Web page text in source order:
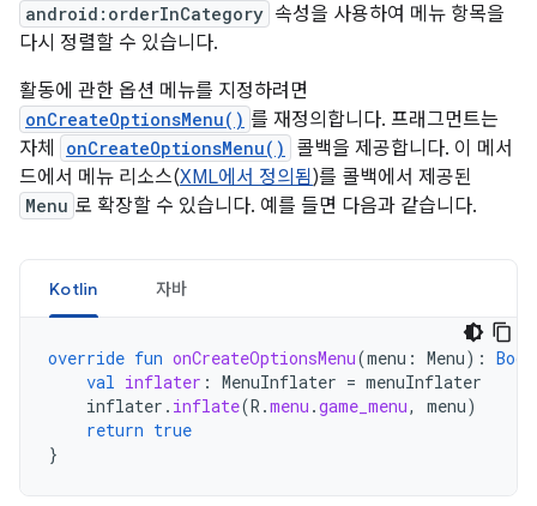
android:orderInCategory 속성을 사용하여 메뉴 항목을
다시 정렬할 수 있습니다.
활동에 관한 옵션 메뉴를 지정하려면
onCreateOptionsMenu() 를 재정의합니다. 프래그먼트는
자체
onCreateOptionsMenu()
콜백을 제공합니다. 이 메서
드에서 메뉴 리소스(XML에서 정의됨)를 콜백에서 제공된
Menu 로 확장할 수 있습니다. 예를 들면 다음과 같습니다.
Kotlin 자바
override fun onCreateOptionsMenu(menu : Menu):
val inflater : MenuInflater = menuInflater
inflater . inflate(R .menu .game_menu, menu)
return true
}